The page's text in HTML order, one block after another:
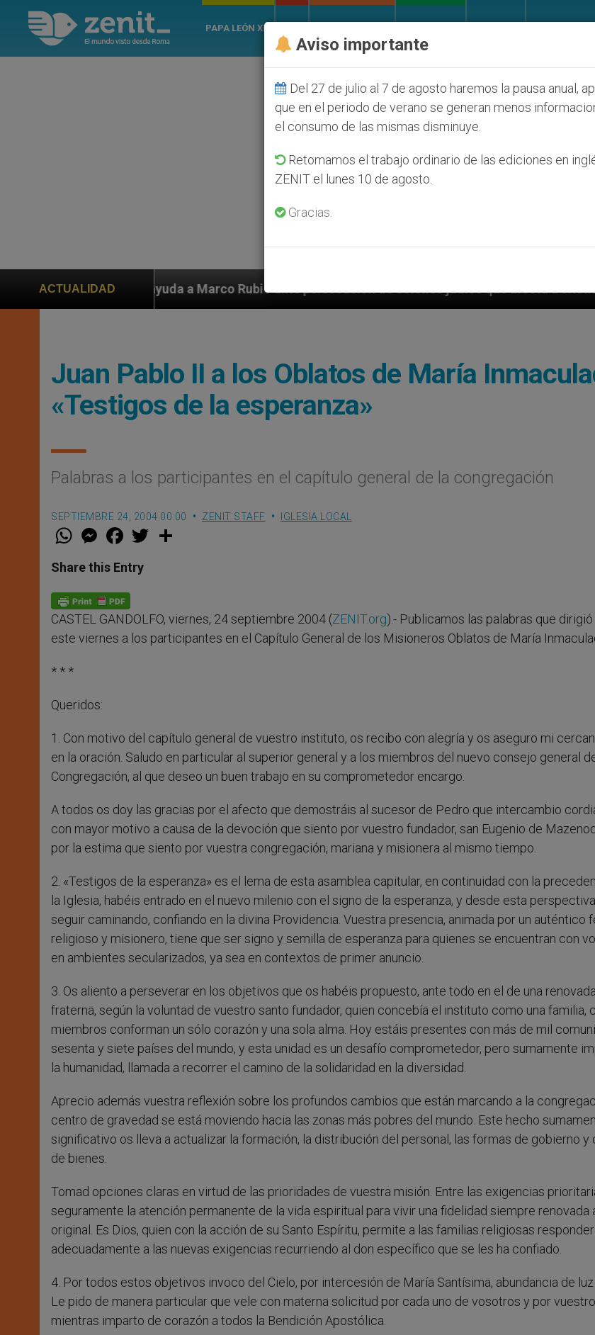
PAPA LEÓN XIV
ACTUALIDAD
ayuda a Marco Rubio ante persecución de colonos judíos que afecta a cristianos (y no sólo) en
Juan Pablo II a los Oblatos de María
«Testigos de la esperanza»
Palabras a los participantes en el capítulo general de la congregación
SEPTIEMBRE 24, 2004 00:00 ZENIT STAFF IGLESIA LOCAL
W
t
s
p
p
M
e
s
e
g
e
r
F
a
e
b
o
k
w
Share this Entry
CASTEL GANDOLFO, viernes, 24 septiembre 2004 (ZENIT.org).- Publicamos las palabras que
este viernes a los participantes en el Capítulo General de los Misioneros Oblatos de María
* * *
Queridos:
1. Con motivo del capítulo general de vuestro instituto, os recibo con alegría y os aseguro mi
en la oración. Saludo en particular al superior general y a los miembros del nuevo consejo general
Congregación, al que deseo un buen trabajo en su comprometedor encargo.
A todos os doy las gracias por el afecto que demostráis al sucesor de Pedro que intercambio
con mayor motivo a causa de la devoción que siento por vuestro fundador, san Eugenio de
por la estima que siento por vuestra congregación, mariana y misionera al mismo tiempo.
2. «Testigos de la esperanza» es el lema de esta asamblea capitular, en continuidad con la
la Iglesia, habéis entrado en el nuevo milenio con el signo de la esperanza, y desde esta
seguir caminando, confiando en la divina Providencia. Vuestra presencia, animada por un auténtico
religioso y misionero, tiene que ser signo y semilla de esperanza para quienes se encuentran con
en ambientes secularizados, ya sea en contextos de primer anuncio.
3. Os aliento a perseverar en los objetivos que os habéis propuesto, ante todo en el de una
fraterna, según la voluntad de vuestro santo fundador, quien concebía el instituto como una familia,
miembros conforman un sólo corazón y una sola alma. Hoy estáis presentes con más de mil
sesenta y siete países del mundo, y esta unidad es un desafío comprometedor, pero sumamente
la humanidad, llamada a recorrer el camino de la solidaridad en la diversidad.
Aprecio además vuestra reflexión sobre los profundos cambios que están marcando a la
centro de gravedad se está moviendo hacia las zonas más pobres del mundo. Este hecho
significativo os lleva a actualizar la formación, la distribución del personal, las formas de gobierno y
de bienes.
Tomad opciones claras en virtud de las prioridades de vuestra misión. Entre las exigencias
seguramente la atención permanente de la vida espiritual para vivir una fidelidad siempre renovada
original. Es Dios, quien con la acción de su Santo Espíritu, permite a las familias religiosas responder
adecuadamente a las nuevas exigencias recurriendo al don específico que se les ha confiado.
4. Por todos estos objetivos invoco del Cielo, por intercesión de María Santísima, abundancia de
Le pido de manera particular que vele con materna solicitud por cada uno de vosotros y por
mientras imparto de corazón a todos la Bendición Apostólica.
Aviso importante
Del 27 de julio al 7 de agosto haremos la pausa anual,
que en el periodo de verano se generan menos
el consumo de las mismas disminuye.
Retomamos el trabajo ordinario de las ediciones en
ZENIT el lunes 10 de agosto.
Gracias.